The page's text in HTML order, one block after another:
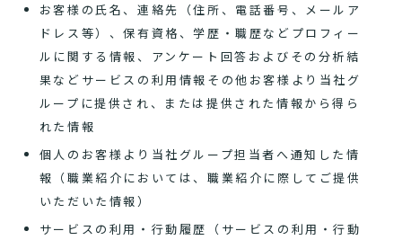
お客様の氏名、連絡先（住所、電話番号、メールア
ドレス等）、保有資格、学歴・職歴などプロフィー
ルに関する情報、アンケート回答およびその分析結
果などサービスの利用情報その他お客様より当社グ
ループに提供され、または提供された情報から得ら
れた情報
個人のお客様より当社グループ担当者へ通知した情
報（職業紹介においては、職業紹介に際してご提供
いただいた情報）
サービスの利用・行動履歴（サービスの利用・行動